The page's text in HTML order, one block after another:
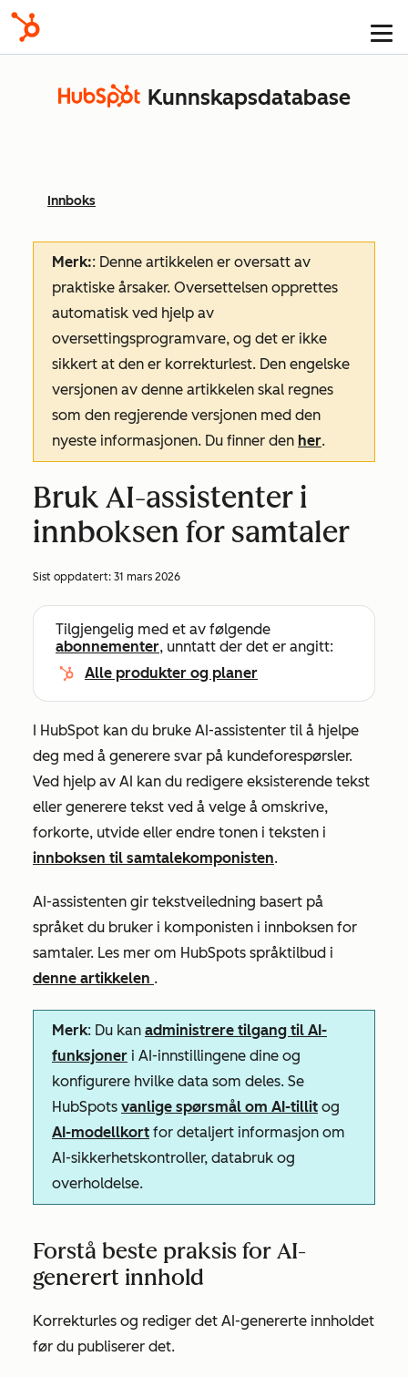
Kunnskapsdatabase
Innboks
Merk:: Denne artikkelen er oversatt av
praktiske årsaker. Oversettelsen opprettes
automatisk ved hjelp av
oversettingsprogramvare, og det er ikke
sikkert at den er korrekturlest. Den engelske
versjonen av denne artikkelen skal regnes
som den regjerende versjonen med den
nyeste informasjonen. Du finner den her.
Bruk AI-assistenter i
innboksen for samtaler
Sist oppdatert: 31 mars 2026
Tilgjengelig med et av følgende
abonnementer, unntatt der det er angitt:
Alle produkter og planer
I HubSpot kan du bruke AI-assistenter til å hjelpe
deg med å generere svar på kundeforespørsler.
Ved hjelp av AI kan du redigere eksisterende tekst
eller generere tekst ved å velge å omskrive,
forkorte, utvide eller endre tonen i teksten i
innboksen til samtalekomponisten.
AI-assistenten gir tekstveiledning basert på
språket du bruker i komponisten i innboksen for
samtaler. Les mer om HubSpots språktilbud i
denne artikkelen .
Merk: Du kan administrere tilgang til AI-
funksjoner i AI-innstillingene dine og
konfigurere hvilke data som deles. Se
HubSpots vanlige spørsmål om AI-tillit og
AI-modellkort for detaljert informasjon om
AI-sikkerhetskontroller, databruk og
overholdelse.
Forstå beste praksis for AI-
generert innhold
Korrekturles og rediger det AI-genererte innholdet
før du publiserer det.